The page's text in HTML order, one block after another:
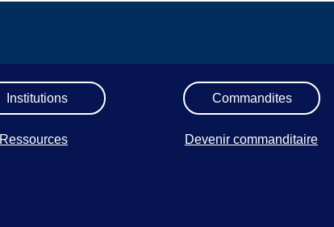
Institutions
Ressources
Commandites
Devenir commanditaire